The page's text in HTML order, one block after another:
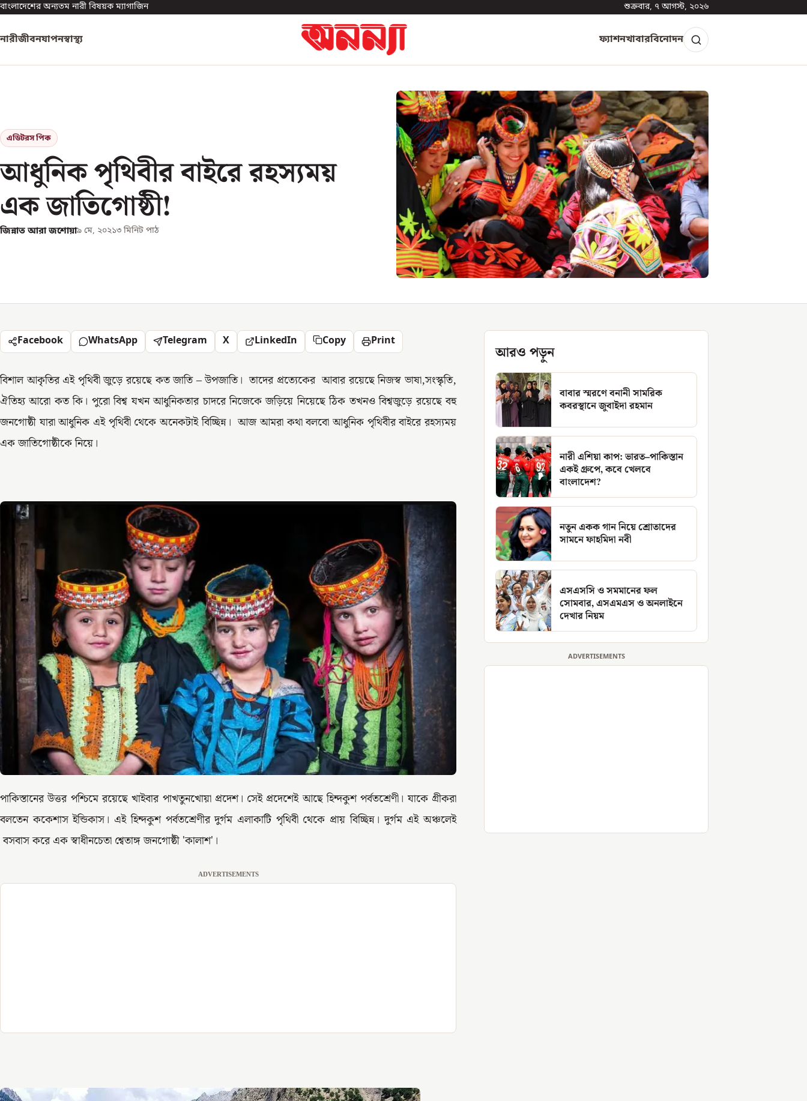
বাংলাদেশের অন্যতম নারী বিষয়ক ম্যাগাজিন শুক্রবার, ৭ আগস্ট, ২০২৬
নারীজীবনযাপনস্বাস্থ্য ফ্যাশনখাবারবিনোদন
এডিটরস পিক
আধুনিক পৃথিবীর বাইরে রহস্যময়
এক জাতিগোষ্ঠী!
জিন্নাত আরা জশোয়া৯ মে, ২০২১৩ মিনিট পাঠ
Facebook WhatsApp Telegram X LinkedIn Copy Print
বিশাল আকৃতির এই পৃথিবী জুড়ে রয়েছে কত জাতি – উপজাতি। তাদের প্রত্যেকের আবার রয়েছে নিজস্ব ভাষা,সংস্কৃতি,
ঐতিহ্য আরো কত কি। পুরো বিশ্ব যখন আধুনিকতার চাদরে নিজেকে জড়িয়ে নিয়েছে ঠিক তখনও বিশ্বজুড়ে রয়েছে বহু
জনগোষ্ঠী যারা আধুনিক এই পৃথিবী থেকে অনেকটাই বিচ্ছিন্ন। আজ আমরা কথা বলবো আধুনিক পৃথিবীর বাইরে রহস্যময়
এক জাতিগোষ্ঠীকে নিয়ে।
পাকিস্তানের উত্তর পশ্চিমে রয়েছে খাইবার পাখতুনখোয়া প্রদেশ। সেই প্রদেশেই আছে হিন্দকুশ পর্বতশ্রেণী। যাকে গ্রীকরা
বলতেন ককেশাস ইন্ডিকাস। এই হিন্দকুশ পর্বতশ্রেণীর দুর্গম এলাকাটি পৃথিবী থেকে প্রায় বিচ্ছিন্ন। দুর্গম এই অঞ্চলেই
বসবাস করে এক স্বাধীনচেতা শ্বেতাঙ্গ জনগোষ্ঠী 'কালাশ'।
ADVERTISEMENTS
আরও পড়ুন
বাবার স্মরণে বনানী সামরিক
কবরস্থানে জুবাইদা রহমান
নারী এশিয়া কাপ: ভারত–পাকিস্তান
একই গ্রুপে, কবে খেলবে
বাংলাদেশ?
নতুন একক গান নিয়ে শ্রোতাদের
সামনে ফাহমিদা নবী
এসএসসি ও সমমানের ফল
সোমবার, এসএমএস ও অনলাইনে
দেখার নিয়ম
ADVERTISEMENTS